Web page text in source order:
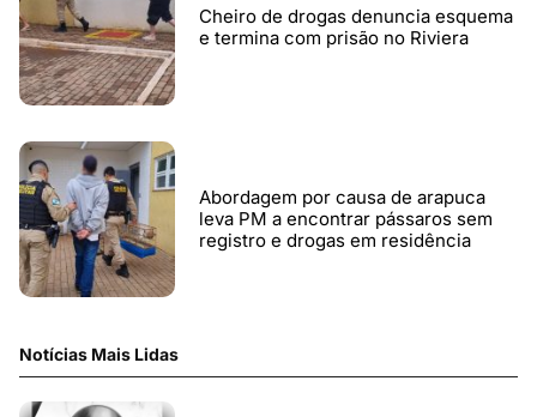
Cheiro de drogas denuncia esquema
e termina com prisão no Riviera
Abordagem por causa de arapuca
leva PM a encontrar pássaros sem
registro e drogas em residência
Notícias Mais Lidas